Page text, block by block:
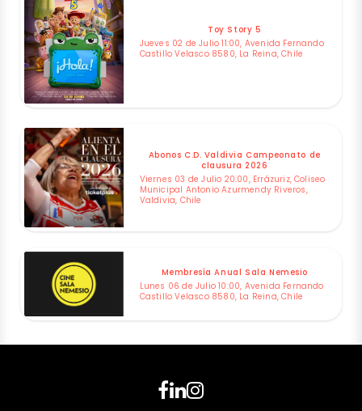
Toy Story 5
Jueves 02 de Julio 11:00, Avenida Fernando
Castillo Velasco 8580, La Reina, Chile
Abonos C.D. Valdivia Campeonato de
clausura 2026
Viernes 03 de Julio 20:00, Errázuriz, Coliseo
Municipal Antonio Azurmendy Riveros,
Valdivia, Chile
Membresía Anual Sala Nemesio
Lunes 06 de Julio 10:00, Avenida Fernando
Castillo Velasco 8580, La Reina, Chile